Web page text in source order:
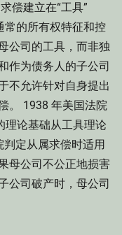
偿建立在“工具”
常的所有权特征和控
公司的工具，而非独
作为债务人的子公司
不允许针对自身提出
。 1938 年美国法院
理论基础从工具理论
定从属求偿时适用
母公司不公正地损害
公司破产时，母公司